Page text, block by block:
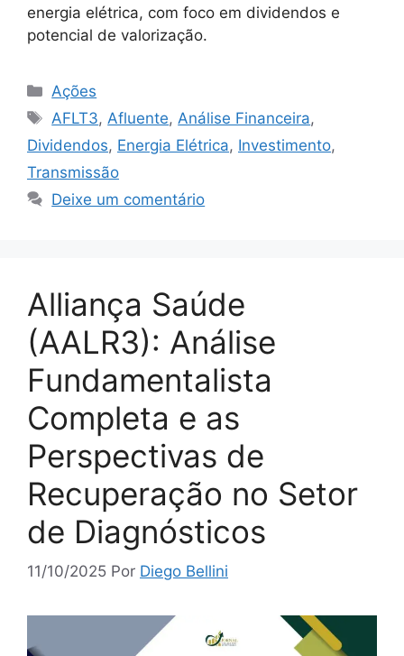
energia elétrica, com foco em dividendos e
potencial de valorização.
Categorias
Ações
Tags
AFLT3, Afluente, Análise Financeira,
Dividendos, Energia Elétrica, Investimento,
Transmissão
Deixe um comentário
Alliança Saúde
(AALR3): Análise
Fundamentalista
Completa e as
Perspectivas de
Recuperação no Setor
de Diagnósticos
11/10/2025 Por Diego Bellini